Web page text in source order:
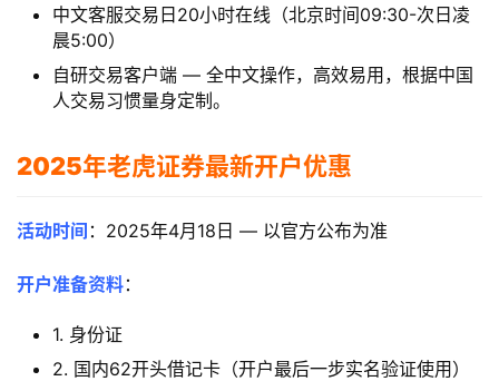
中文客服交易日20小时在线（北京时间09:30-次日凌
晨5:00）
自研交易客户端 — 全中文操作，高效易用，根据中国
人交易习惯量身定制。
2025年老虎证券最新开户优惠
活动时间 ：2025年4月18日 — 以官方公布为准
开户准备资料：
1. 身份证
2. 国内62开头借记卡（开户最后一步实名验证使用）